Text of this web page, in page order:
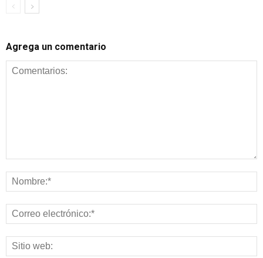
Agrega un comentario